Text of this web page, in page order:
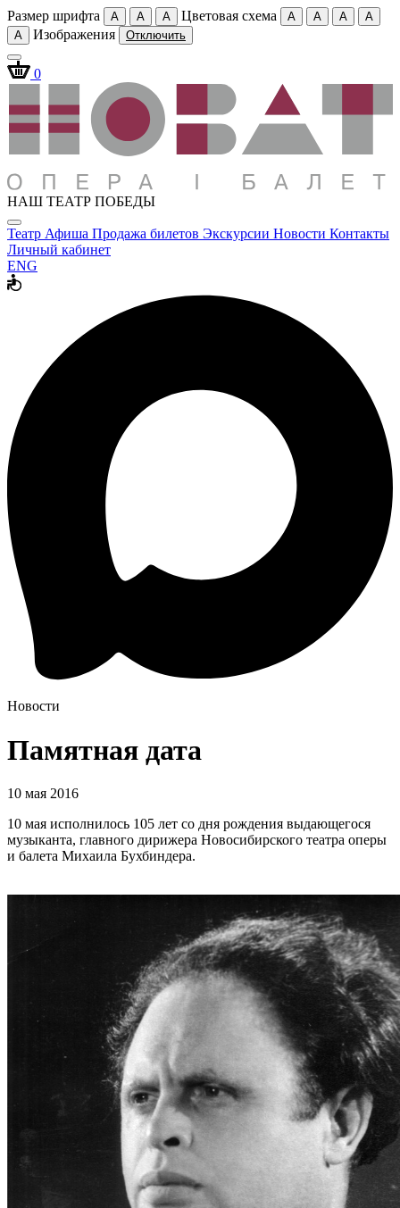
Размер шрифта A A A Цветовая схема A A A
A
A
Изображения Отключить
0
НАШ ТЕАТР ПОБЕДЫ
Театр Афиша Продажа билетов Экскурсии Новости Контакты
Личный кабинет
ENG
Новости
Памятная дата
10 мая 2016
10 мая исполнилось 105 лет со дня рождения выдающегося
музыканта, главного дирижера Новосибирского театра оперы
и балета Михаила Бухбиндера.